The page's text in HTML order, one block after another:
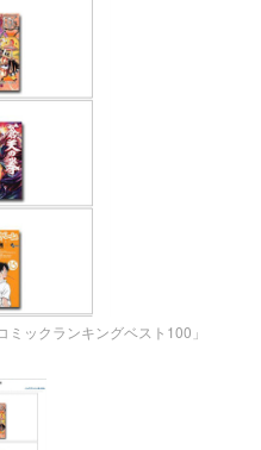
ックランキングベスト100」